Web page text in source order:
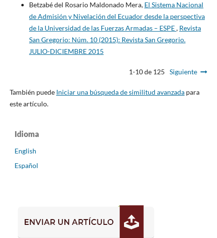
Betzabé del Rosario Maldonado Mera, El Sistema Nacional
de Admisión y Nivelación del Ecuador desde la perspectiva
de la Universidad de las Fuerzas Armadas – ESPE, Revista
San Gregorio: Núm. 10 (2015): Revista San Gregorio.
JULIO-DICIEMBRE 2015
1-10 de 125 Siguiente
También puede Iniciar una búsqueda de similitud avanzadapara
este artículo.
Idioma
English
Español